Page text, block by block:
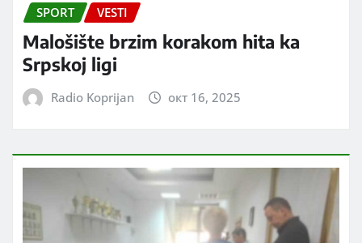
SPORT VESTI
Malošište brzim korakom hita ka
Srpskoj ligi
Radio Koprijan окт 16, 2025